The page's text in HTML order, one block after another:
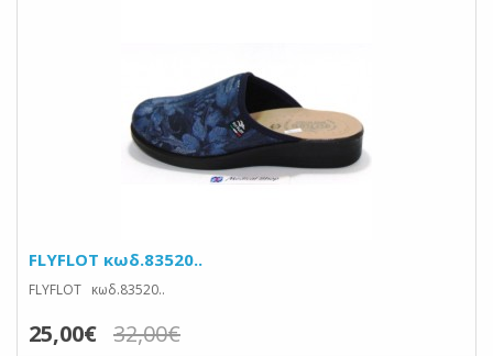
FLYFLOT κωδ.83520..
FLYFLOT κωδ.83520..
25,00€ 32,00€